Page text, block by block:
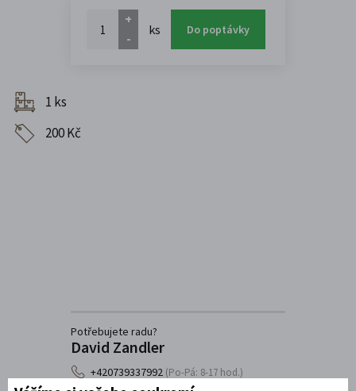
+
-
ks Do poptávky
1 ks
200 Kč
Potřebujete radu?
David Zandler
+420739337992 (Po-Pá: 8-17 hod.)